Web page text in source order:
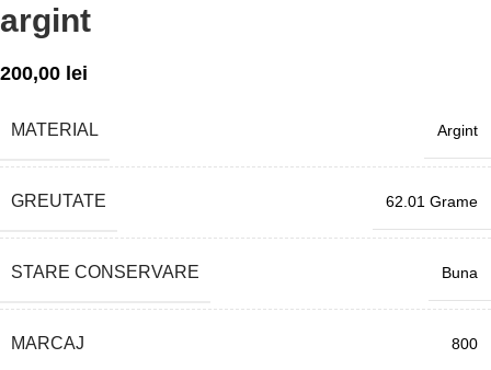
argint
200,00 lei
MATERIAL Argint
GREUTATE 62.01 Grame
STARE CONSERVARE Buna
MARCAJ 800